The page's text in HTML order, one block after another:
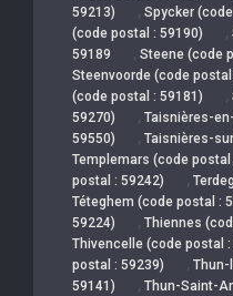
59213)
, Spycker
(code postal : 59190)
,
59189
, Steene (code
Steenvoorde (code postal
(code postal : 59181)
,
59270)
, Taisnières-
59550)
, Taisnières-
Templemars (code postal
postal : 59242)
,
Téteghem (code postal :
59224)
, Thiennes
Thivencelle (code postal :
postal : 59239)
, Thun-
59141)
, Thun-Saint-